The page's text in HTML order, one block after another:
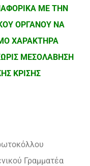
ΜΕ ΤΗΝ
ΟΡΓΑΝΟΥ ΝΑ
ΧΑΡΑΚΤΗΡΑ
ΜΕΣΟΛΑΒΗΣΗ
ΚΡΙΣΗΣ
Γραμματέα